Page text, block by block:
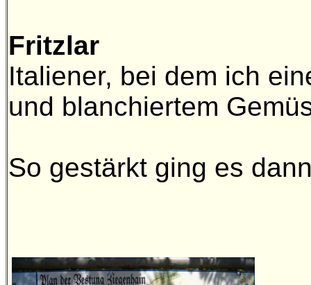
Fritzlar
Italiener, bei dem ich
und blanchiertem
So gestärkt ging es